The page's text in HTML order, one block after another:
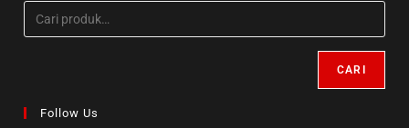
CARI
Follow Us